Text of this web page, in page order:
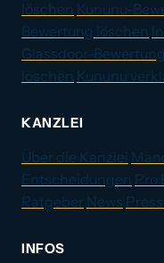
löschen Kununu-
Bewertung löschen
Glassdoor-
löschen Kununu
KANZLEI
Über die Kanzlei
Entscheidungen Pro
Ratgeber News
INFOS